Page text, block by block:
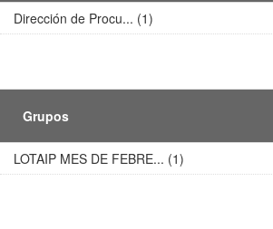
Dirección de Procu... (1)
Grupos
LOTAIP MES DE FEBRE... (1)